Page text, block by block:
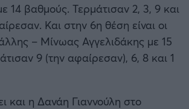
14 βαθμούς. Τερμάτισαν 2, 3, 9 και
Και στην 6η θέση είναι οι
– Μίνωας Αγγελιδάκης με 15
9 (την αφαίρεσαν), 6, 8 και 1
και η Δανάη Γιαννούλη στο